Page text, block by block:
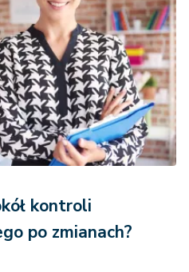
kontroli
po zmianach?